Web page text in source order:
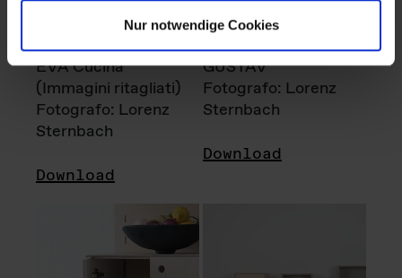
Nur notwendige Cookies
EVA Cucina
(Immagini ritagliati)
Fotografo: Lorenz
Sternbach
Download
GUSTAV
Fotografo: Lorenz
Sternbach
Download